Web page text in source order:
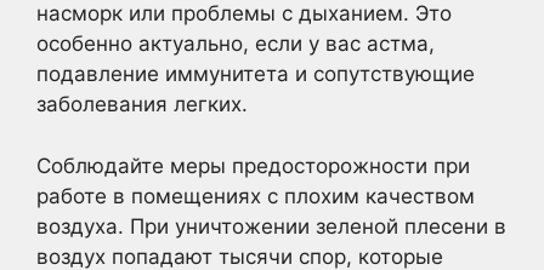
насморк или проблемы с дыханием. Это
особенно актуально, если у вас астма,
подавление иммунитета и сопутствующие
заболевания легких.
Соблюдайте меры предосторожности при
работе в помещениях с плохим качеством
воздуха. При уничтожении зеленой плесени в
воздух попадают тысячи спор, которые